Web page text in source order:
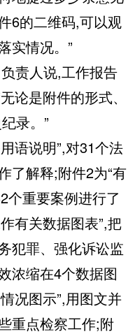
6的二维码,可以观
实情况。”
责人说,工作报告
论是附件的形式、
录。”
语说明”,对31个法
了解释;附件2为“有
个重要案例进行了
有关数据图表”,把
犯罪、强化诉讼监
浓缩在4个数据图
况图示”,用图文并
重点检察工作;附